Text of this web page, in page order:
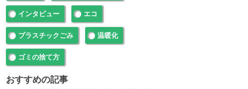
インタビュー エコ
プラスチックごみ 温暖化
ゴミの捨て方
おすすめの記事